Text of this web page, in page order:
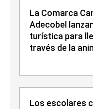
La Comarca
Adecobel
turística para
través de la
Los escolares